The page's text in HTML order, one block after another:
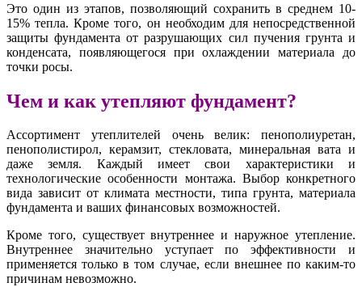
Это один из этапов, позволяющий сохранить в среднем 10-
15% тепла. Кроме того, он необходим для непосредственной
защиты фундамента от разрушающих сил пучения грунта и
конденсата, появляющегося при охлаждении материала до
точки росы.
Чем и как утепляют фундамент?
Ассортимент утеплителей очень велик: пенополиуретан,
пенополистирол, керамзит, стекловата, минеральная вата и
даже земля. Каждый имеет свои характеристики и
технологические особенности монтажа. Выбор конкретного
вида зависит от климата местности, типа грунта, материала
фундамента и ваших финансовых возможностей.
Кроме того, существует внутреннее и наружное утепление.
Внутреннее значительно уступает по эффективности и
применяется только в том случае, если внешнее по каким-то
причинам невозможно.